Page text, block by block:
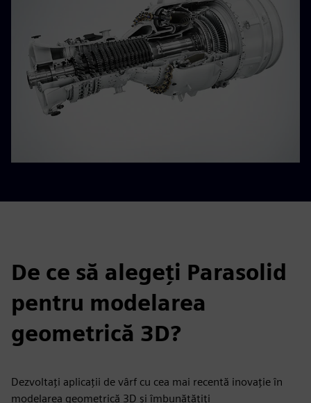
De ce să alegeți Parasolid
pentru modelarea
geometrică 3D?
Dezvoltați aplicații de vârf cu cea mai recentă inovație în
modelarea geometrică 3D și îmbunătățiți